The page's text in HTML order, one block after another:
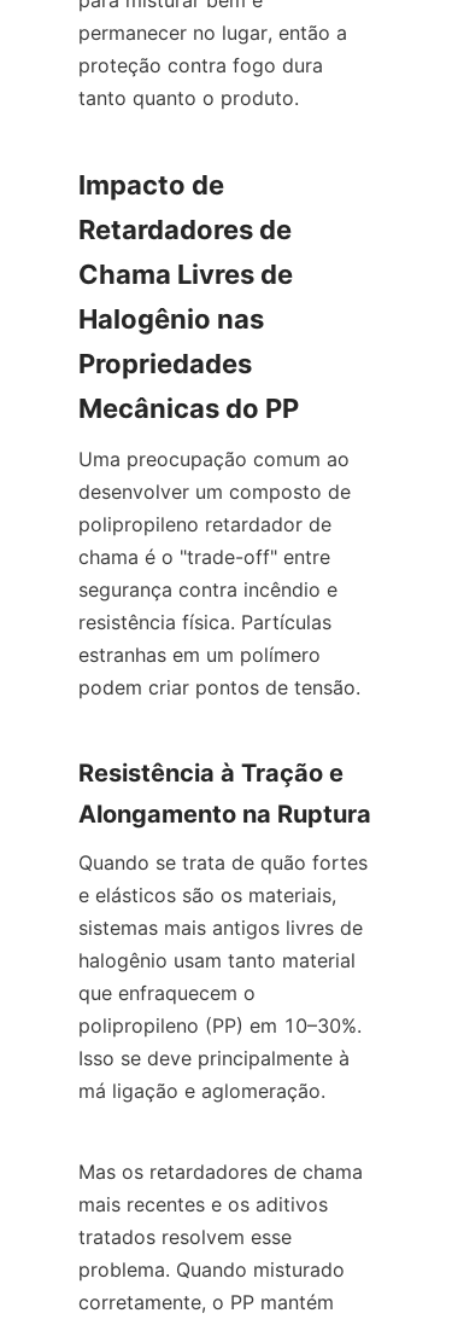
permanecer no lugar, então a
proteção contra fogo dura
tanto quanto o produto.
Impacto de
Retardadores de
Chama Livres de
Halogênio nas
Propriedades
Mecânicas do PP
Uma preocupação comum ao
desenvolver um composto de
polipropileno retardador de
chama é o "trade-off" entre
segurança contra incêndio e
resistência física. Partículas
estranhas em um polímero
podem criar pontos de tensão.
Resistência à Tração e
Alongamento na Ruptura
Quando se trata de quão fortes
e elásticos são os materiais,
sistemas mais antigos livres de
halogênio usam tanto material
que enfraquecem o
polipropileno (PP) em 10–30%.
Isso se deve principalmente à
má ligação e aglomeração.
Mas os retardadores de chama
mais recentes e os aditivos
tratados resolvem esse
problema. Quando misturado
corretamente, o PP mantém